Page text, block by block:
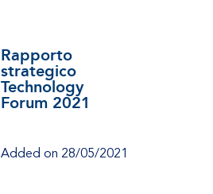
Rapporto
strategico
Technology
Forum 2021
Added on 28/05/2021